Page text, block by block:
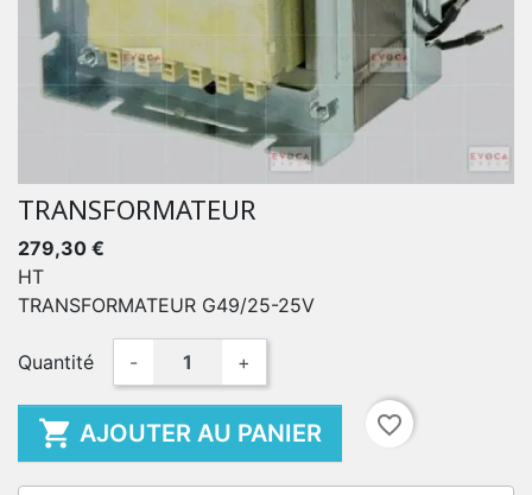
TRANSFORMATEUR
279,30 €
HT
TRANSFORMATEUR G49/25-25V
Quantité - +
 AJOUTER AU PANIER favorite_border